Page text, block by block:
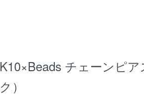
K10×Beads チェーンピア
ク）